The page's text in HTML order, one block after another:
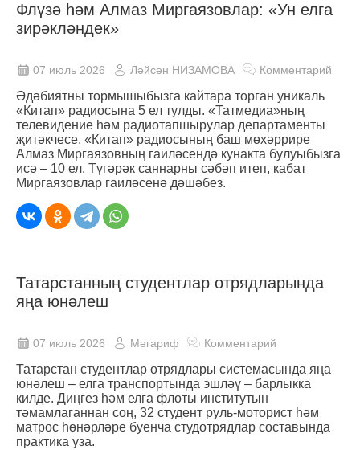
Флүзә һәм Алмаз Миргаязовлар: «Ун елга
зирәкләндек»
07 июль 2026 Ләйсән НИЗАМОВА Комментарий
Әдәбиятны тормышыбызга кайтара торган уникаль
«Китап» радиосына 5 ел тулды. «Татмедиа»ның
телевидение һәм радиотапшырулар департаменты
җитәкчесе, «Китап» радиосының баш мөхәррире
Алмаз Миргаязовның гаиләсендә кунакта булуыбызга
исә – 10 ел. Түгәрәк саннарны сәбәп итеп, кабат
Миргаязовлар гаиләсенә дәшәбез.
Татарстанның студентлар отрядларында
яңа юнәлеш
07 июль 2026 Мәгариф Комментарий
Татарстан студентлар отрядлары системасында яңа
юнәлеш – елга транспортында эшләү – барлыкка
килде. Диңгез һәм елга флоты институтын
тәмамлаганнан соң, 32 студент руль-моторист һәм
матрос һөнәрләре буенча студотрядлар составында
практика уза.